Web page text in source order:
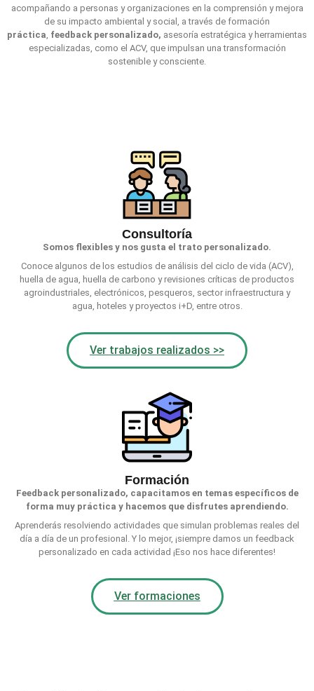
acompañando a personas y organizaciones en la comprensión y mejora
de su impacto ambiental y social, a través de formación
práctica, feedback personalizado, asesoría estratégica y herramientas
especializadas, como el ACV, que impulsan una transformación
sostenible y consciente.
Consultoría
Somos flexibles y nos gusta el trato personalizado.
Conoce algunos de los estudios de análisis del ciclo de vida (ACV),
huella de agua, huella de carbono y revisiones críticas de productos
agroindustriales, electrónicos, pesqueros, sector infraestructura y
agua, hoteles y proyectos i+D, entre otros.
Ver trabajos realizados >>
Formación
Feedback personalizado, capacitamos en temas específicos de
forma muy práctica y hacemos que disfrutes aprendiendo.
Aprenderás resolviendo actividades que simulan problemas reales del
día a día de un profesional. Y lo mejor, ¡siempre damos un feedback
personalizado en cada actividad ¡Eso nos hace diferentes!
Ver formaciones